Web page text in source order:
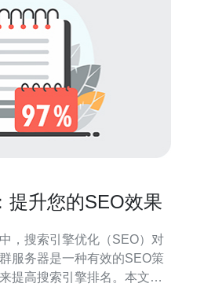
提升您的SEO效果
，搜索引擎优化（SEO）对
服务器是一种有效的SEO策
提高搜索引擎排名。本文将